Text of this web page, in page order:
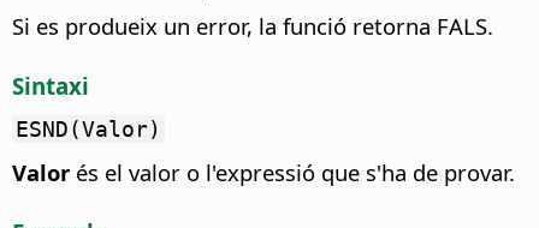
Si es produeix un error, la funció retorna FALS.
Sintaxi
ESND(Valor)
Valor és el valor o l'expressió que s'ha de provar.